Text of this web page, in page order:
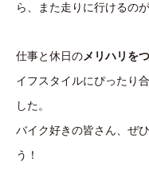
ら、また走りに行けるの
仕事と休日の メリハリを
イフスタイルにぴったり
した。
バイク好きの皆さん、ぜ
う！